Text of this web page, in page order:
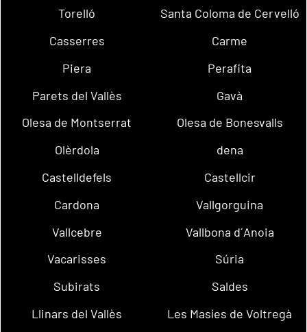
Torelló
Santa Coloma de Cervelló
Casserres
Carme
Piera
Perafita
Parets del Vallès
Gavà
Olesa de Montserrat
Olesa de Bonesvalls
Olèrdola
dena
Castelldefels
Castellcir
Cardona
Vallgorguina
Vallcebre
Vallbona d´Anoia
Vacarisses
Súria
Subirats
Saldes
Llinars del Vallès
Les Masíes de Voltregà